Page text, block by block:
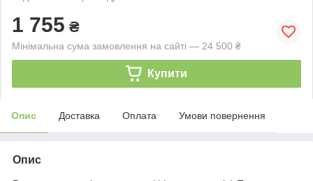
1 755 ₴
Мінімальна сума замовлення на сайті — 24 500 ₴
Купити
Опис Доставка Оплата Умови повернення
Опис